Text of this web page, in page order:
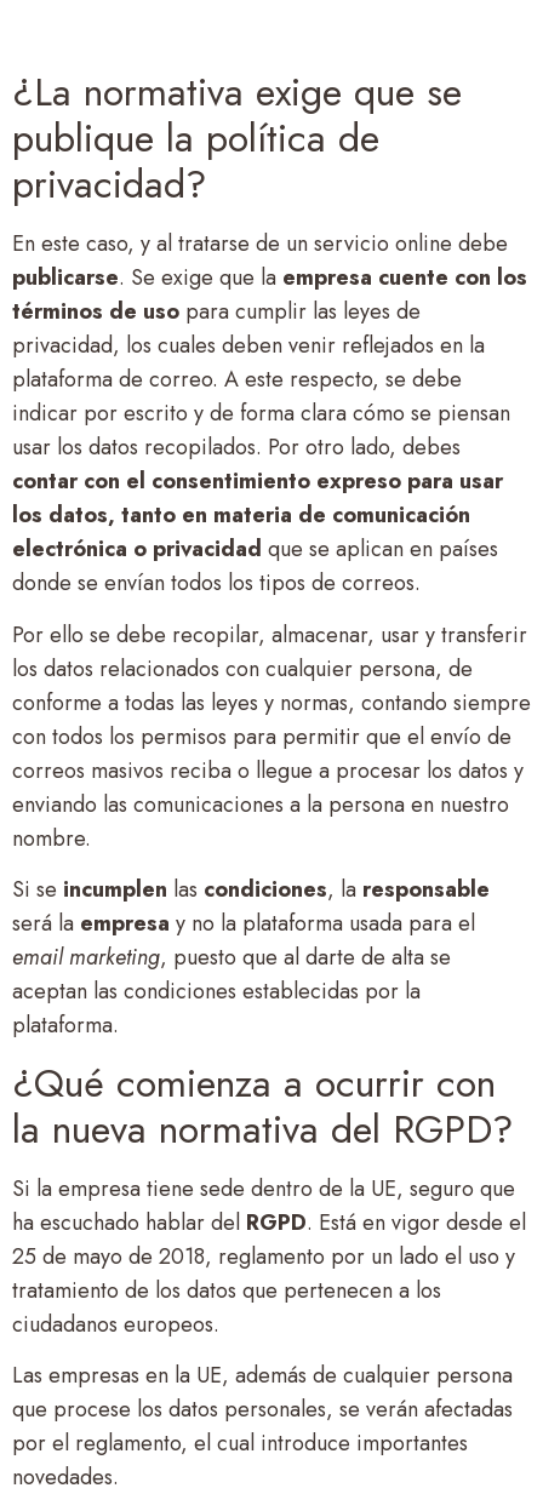
¿La normativa exige que se
publique la política de
privacidad?
En este caso, y al tratarse de un servicio online debe
publicarse. Se exige que la empresa cuente con los
términos de uso para cumplir las leyes de
privacidad, los cuales deben venir reflejados en la
plataforma de correo. A este respecto, se debe
indicar por escrito y de forma clara cómo se piensan
usar los datos recopilados. Por otro lado, debes
contar con el consentimiento expreso para usar
los datos, tanto en materia de comunicación
electrónica o privacidad que se aplican en países
donde se envían todos los tipos de correos.
Por ello se debe recopilar, almacenar, usar y transferir
los datos relacionados con cualquier persona, de
conforme a todas las leyes y normas, contando siempre
con todos los permisos para permitir que el envío de
correos masivos reciba o llegue a procesar los datos y
enviando las comunicaciones a la persona en nuestro
nombre.
Si se incumplen las condiciones, la responsable
será la empresa y no la plataforma usada para el
email marketing, puesto que al darte de alta se
aceptan las condiciones establecidas por la
plataforma.
¿Qué comienza a ocurrir con
la nueva normativa del RGPD?
Si la empresa tiene sede dentro de la UE, seguro que
ha escuchado hablar del RGPD. Está en vigor desde el
25 de mayo de 2018, reglamento por un lado el uso y
tratamiento de los datos que pertenecen a los
ciudadanos europeos.
Las empresas en la UE, además de cualquier persona
que procese los datos personales, se verán afectadas
por el reglamento, el cual introduce importantes
novedades.